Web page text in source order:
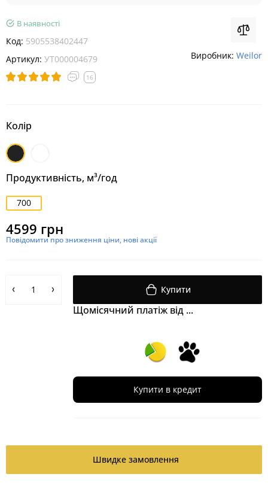
В наявності
Код: 5905538402447
Артикул: УТ000004679
16
Виробник: Weilor
Колір
ЧорнийБілий
Продуктивність, м³/год
700
4599 грн
Повідомити про зниження ціни, нові акції
Купити
Щомісячний платіж від ...
Купити в кредит
Швидке замовлення